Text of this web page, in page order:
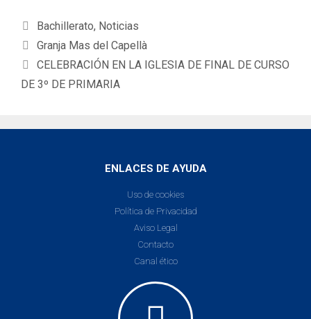
Bachillerato, Noticias
Granja Mas del Capellà
CELEBRACIÓN EN LA IGLESIA DE FINAL DE CURSO
DE 3º DE PRIMARIA
ENLACES DE AYUDA
Uso de cookies
Política de Privacidad
Aviso Legal
Contacto
Canal ético